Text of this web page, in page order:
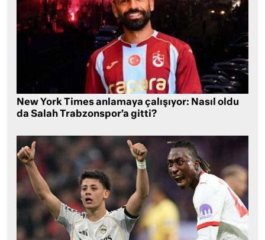
New York Times anlamaya çalışıyor: Nasıl oldu
da Salah Trabzonspor’a gitti?